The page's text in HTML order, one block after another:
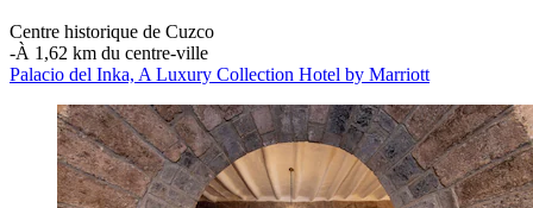
Centre historique de Cuzco
‐À 1,62 km du centre-ville
Palacio del Inka, A Luxury Collection Hotel by Marriott